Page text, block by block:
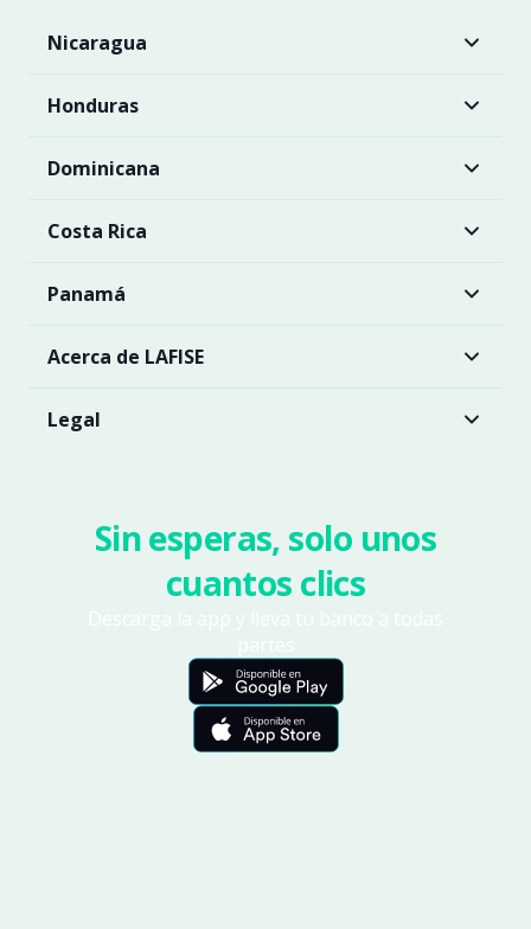
Nicaragua
Honduras
Dominicana
Costa Rica
Panamá
Acerca de LAFISE
Legal
Sin esperas, solo unos
cuantos clics